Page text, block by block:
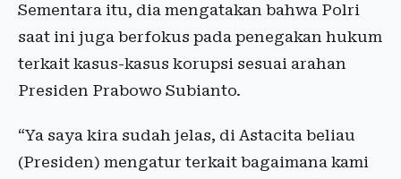
Sementara itu, dia mengatakan bahwa Polri
saat ini juga berfokus pada penegakan hukum
terkait kasus-kasus korupsi sesuai arahan
Presiden Prabowo Subianto.
“Ya saya kira sudah jelas, di Astacita beliau
(Presiden) mengatur terkait bagaimana kami